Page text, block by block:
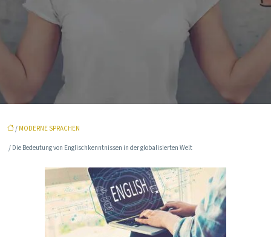
/ MODERNE SPRACHEN
/ Die Bedeutung von Englischkenntnissen in der globalisierten Welt